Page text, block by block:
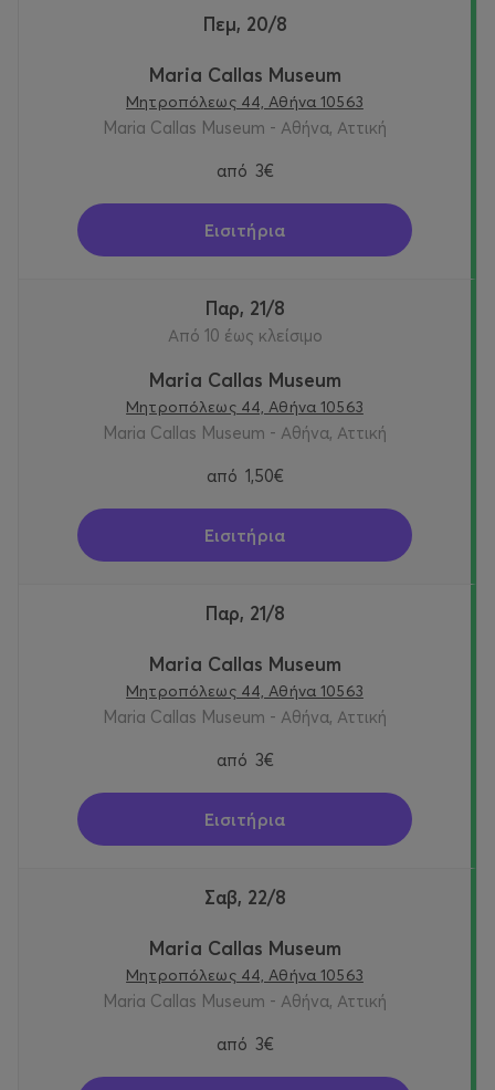
Πεμ, 20/8
Maria Callas Museum
Μητροπόλεως 44, Αθήνα 10563
Maria Callas Museum - Αθήνα, Αττική
από 3€
Εισιτήρια
Παρ, 21/8
Από 10 έως κλείσιμο
Maria Callas Museum
Μητροπόλεως 44, Αθήνα 10563
Maria Callas Museum - Αθήνα, Αττική
από 1,50€
Εισιτήρια
Παρ, 21/8
Maria Callas Museum
Μητροπόλεως 44, Αθήνα 10563
Maria Callas Museum - Αθήνα, Αττική
από 3€
Εισιτήρια
Σαβ, 22/8
Maria Callas Museum
Μητροπόλεως 44, Αθήνα 10563
Maria Callas Museum - Αθήνα, Αττική
από 3€